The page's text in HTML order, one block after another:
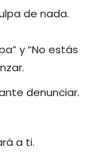
de nada.
y “No estás
denunciar.
a ti.